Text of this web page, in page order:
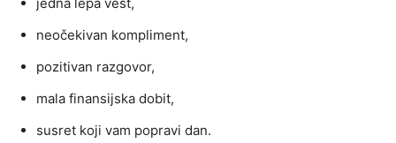
neočekivan kompliment,
pozitivan razgovor,
mala finansijska dobit,
susret koji vam popravi dan.